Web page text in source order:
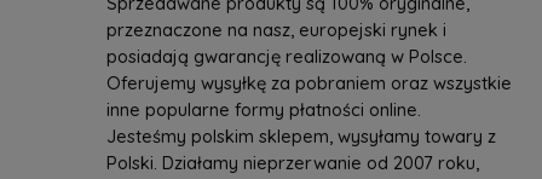
przeznaczone na nasz, europejski rynek i
posiadają gwarancję realizowaną w Polsce.
Oferujemy wysyłkę za pobraniem oraz wszystkie
inne popularne formy płatności online.
Jesteśmy polskim sklepem, wysyłamy towary z
Polski. Działamy nieprzerwanie od 2007 roku,